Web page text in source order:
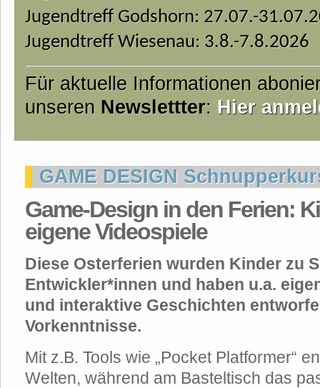
Jugendtreff Godshorn: 27.07.-
Jugendtreff Wiesenau: 3.8.-7.8.2026
Für aktuelle Informationen
unseren Newslettter: Hier
GAME DESIGN
Game-Design in den Ferien:
eigene Videospiele
Diese Osterferien wurden Kinder zu
Entwickler*innen und haben u.a.
und interaktive Geschichten
Vorkenntnisse.
Mit z.B. Tools wie „Pocket Platformer“
Welten, während am Basteltisch das